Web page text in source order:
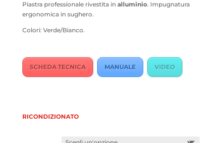
Piastra professionale rivestita in alluminio. Impugnatura
ergonomica in sughero.
Colori: Verde/Bianco.
SCHEDA TECNICA MANUALE VIDEO
RICONDIZIONATO